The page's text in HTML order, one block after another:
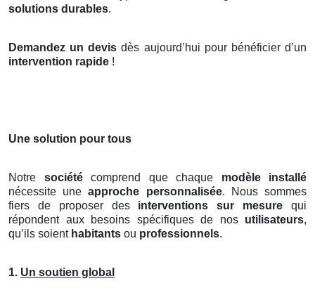
solutions durables.
Demandez un devis dès aujourd’hui pour bénéficier d’un
intervention rapide !
Une solution pour tous
Notre sociétécomprend que chaque modèle installé
nécessite uneapproche personnalisée. Nous sommes
fiers de proposer des interventions sur mesure qui
répondent aux besoins spécifiques de nos utilisateurs,
qu’ils soient habitants ou professionnels.
1. Un soutien global